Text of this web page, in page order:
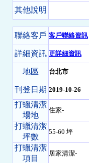
其他說明
聯絡客戶 客戶聯絡資訊
詳細資訊 更詳細資訊
地區 台北市
刊登日期 2019-10-26
打蠟清潔
場地
住家-
打蠟清潔
坪數
55-60 坪
打蠟清潔
項目
居家清潔-